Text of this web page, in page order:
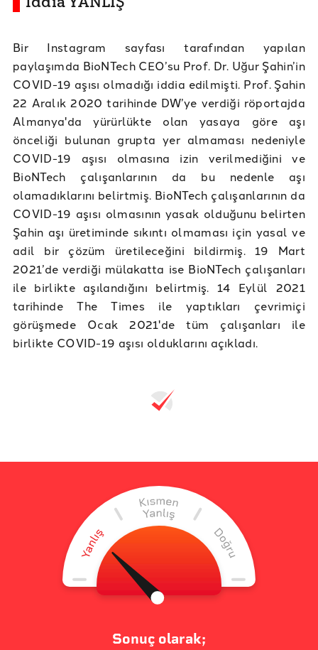
Bir Instagram sayfası tarafından yapılan
paylaşımda BioNTech CEO’su Prof. Dr. Uğur Şahin’in
COVID-19 aşısı olmadığı iddia edilmişti. Prof. Şahin
22 Aralık 2020 tarihinde DW’ye verdiği röportajda
Almanya'da yürürlükte olan yasaya göre aşı
önceliği bulunan grupta yer almaması nedeniyle
COVID-19 aşısı olmasına izin verilmediğini ve
BioNTech çalışanlarının da bu nedenle aşı
olamadıklarını belirtmiş. BioNTech çalışanlarının da
COVID-19 aşısı olmasının yasak olduğunu belirten
Şahin aşı üretiminde sıkıntı olmaması için yasal ve
adil bir çözüm üretileceğini bildirmiş. 19 Mart
2021’de verdiği mülakatta ise BioNTech çalışanları
ile birlikte aşılandığını belirtmiş. 14 Eylül 2021
tarihinde The Times ile yaptıkları çevrimiçi
görüşmede Ocak 2021'de tüm çalışanları ile
birlikte COVID-19 aşısı olduklarını açıkladı.
Sonuç olarak;